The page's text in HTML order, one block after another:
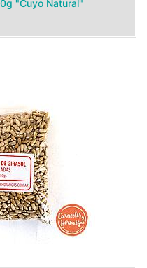
"Cuyo Natural"